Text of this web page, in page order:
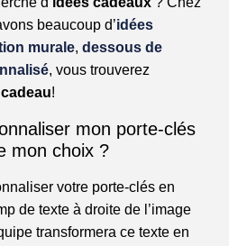
beaucoup d’idées
murale, dessous de
, vous trouverez
cadeau!
mon porte-clés
mon choix ?
votre porte-clés en
de texte à droite de l’image
transformera ce texte en